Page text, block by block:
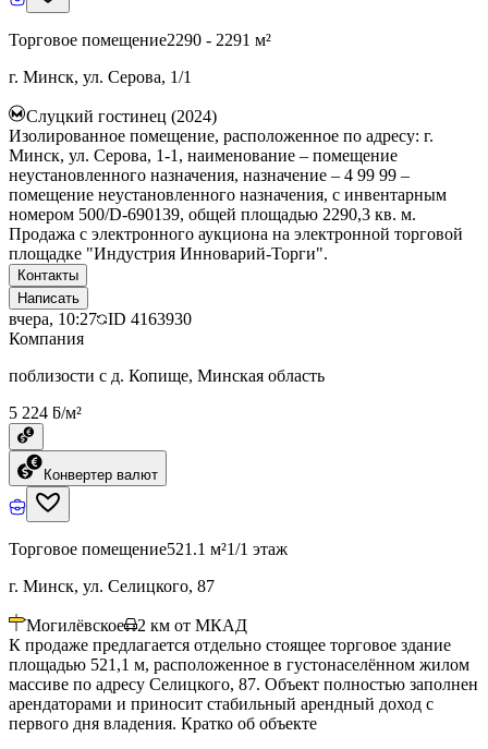
Торговое помещение2290 - 2291 м²
г. Минск, ул. Серова, 1/1
Слуцкий гостинец (2024)
Изолированное помещение, расположенное по адресу: г.
Минск, ул. Серова, 1-1, наименование – помещение
неустановленного назначения, назначение – 4 99 99 –
помещение неустановленного назначения, с инвентарным
номером 500/D-690139, общей площадью 2290,3 кв. м.
Продажа с электронного аукциона на электронной торговой
площадке "Индустрия Инноварий-Торги".
Контакты
Написать
вчера, 10:27 ID 4163930
Компания
поблизости с д. Копище, Минская область
5 224 ƃ/м²
Конвертер валют
Торговое помещение521.1 м²1/1 этаж
г. Минск, ул. Селицкого, 87
Могилёвское 2 км от МКАД
К продаже предлагается отдельно стоящее торговое здание
площадью 521,1 м, расположенное в густонаселённом жилом
массиве по адресу Селицкого, 87. Объект полностью заполнен
арендаторами и приносит стабильный арендный доход с
первого дня владения. Кратко об объекте